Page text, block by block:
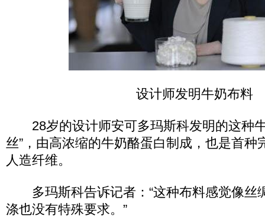
设计师发明牛奶布料
28岁的设计师安可多玛斯科发明的这种牛
丝”，由高浓缩的牛奶酪蛋白制成，也是首种
人造纤维。
多玛斯科告诉记者：“这种布料感觉像丝
涤也没有特殊要求。”